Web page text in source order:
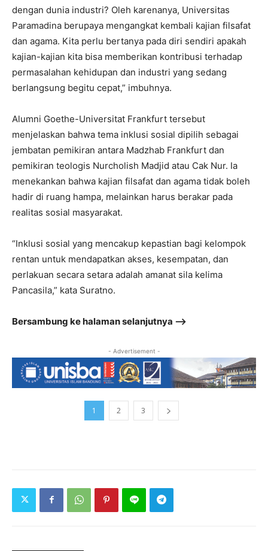
dengan dunia industri? Oleh karenanya, Universitas
Paramadina berupaya mengangkat kembali kajian filsafat
dan agama. Kita perlu bertanya pada diri sendiri apakah
kajian-kajian kita bisa memberikan kontribusi terhadap
permasalahan kehidupan dan industri yang sedang
berlangsung begitu cepat,” imbuhnya.
Alumni Goethe-Universitat Frankfurt tersebut
menjelaskan bahwa tema inklusi sosial dipilih sebagai
jembatan pemikiran antara Madzhab Frankfurt dan
pemikiran teologis Nurcholish Madjid atau Cak Nur. Ia
menekankan bahwa kajian filsafat dan agama tidak boleh
hadir di ruang hampa, melainkan harus berakar pada
realitas sosial masyarakat.
“Inklusi sosial yang mencakup kepastian bagi kelompok
rentan untuk mendapatkan akses, kesempatan, dan
perlakuan secara setara adalah amanat sila kelima
Pancasila,” kata Suratno.
Bersambung ke halaman selanjutnya –>
- Advertisement -
1 2 3